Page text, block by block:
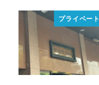
プライベート